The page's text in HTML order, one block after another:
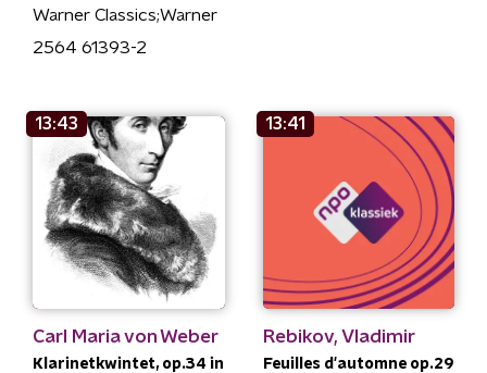
Warner Classics;Warner
2564 61393-2
13:43
Carl Maria von Weber
Klarinetkwintet, op.34 in
13:41
Rebikov, Vladimir
Feuilles d'automne op.29